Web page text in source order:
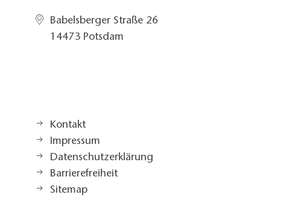
Babelsberger Straße 26
14473 Potsdam
Kontakt
Impressum
Datenschutzerklärung
Barrierefreiheit
Sitemap